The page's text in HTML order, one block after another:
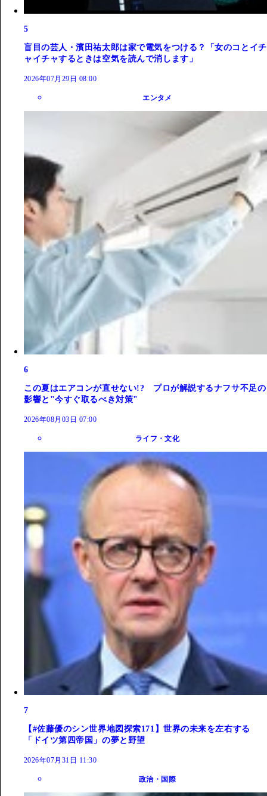
5
盲目の芸人・濱田祐太郎は家で電気をつける？「女のコとイチ
ャイチャするときは空気を読んで消します」
2026年07月29日 08:00
エンタメ
6
この夏はエアコンが直せない!? プロが解説するナフサ不足の
影響と"今すぐ取るべき対策"
2026年08月03日 07:00
ライフ・文化
7
【#佐藤優のシン世界地図探索171】世界の未来を左右する
「ドイツ第四帝国」の夢と野望
2026年07月31日 11:30
政治・国際